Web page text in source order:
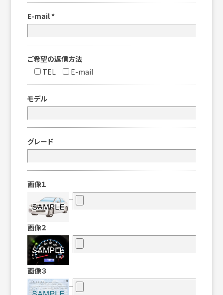
E-mail *
ご希望の返信方法
TEL
E-mail
モデル
グレード
画像１
画像２
画像３